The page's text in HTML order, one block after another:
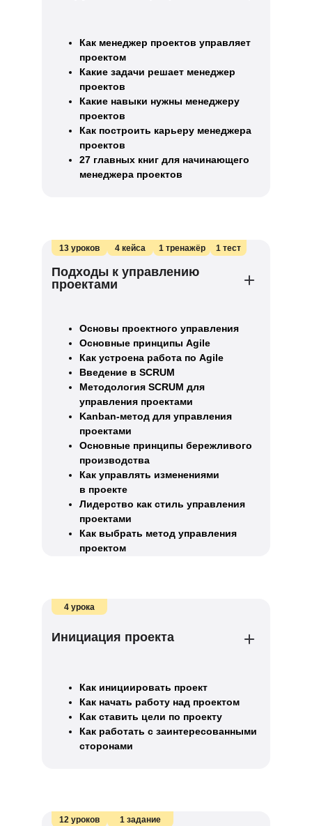
Как менеджер проектов управляет
проектом
Какие задачи решает менеджер
проектов
Какие навыки нужны менеджеру
проектов
Как построить карьеру менеджера
проектов
27 главных книг для начинающего
менеджера проектов
13 уроков 4 кейса 1 тренажёр 1 тест
Подходы к управлению
проектами
Основы проектного управления
Основные принципы Agile
Как устроена работа по Agile
Введение в SCRUM
Методология SCRUM для
управления проектами
Kanban-метод для управления
проектами
Основные принципы бережливого
производства
Как управлять изменениями
в проекте
Лидерство как стиль управления
проектами
Как выбрать метод управления
проектом
4 урока
Инициация проекта
Как инициировать проект
Как начать работу над проектом
Как ставить цели по проекту
Как работать с заинтересованными
сторонами
12 уроков 1 задание